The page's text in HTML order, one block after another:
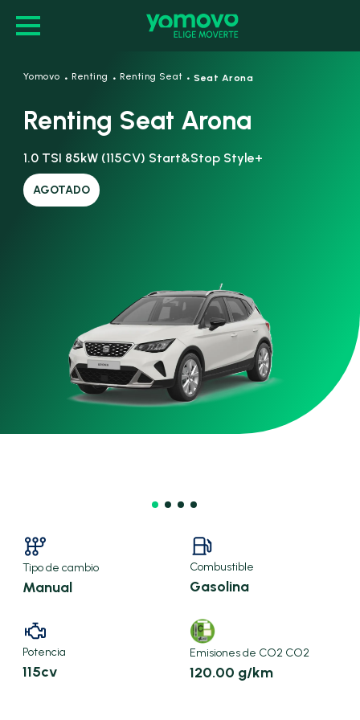
Yomovo · Renting · Renting Seat · Seat Arona
Renting Seat Arona
1.0 TSI 85kW (115CV) Start&Stop Style+
AGOTADO
Tipo de cambio
Manual
Combustible
Gasolina
Potencia
115cv
Emisiones de CO2 CO2
120.00 g/km